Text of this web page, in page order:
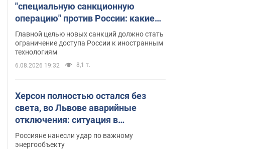
"специальную санкционную
операцию" против России: какие
задачи поставил президент. Фото
Главной целью новых санкций должно стать
ограничение доступа России к иностранным
технологиям
6.08.2026 19:32 8,1 т.
Херсон полностью остался без
света, во Львове аварийные
отключения: ситуация в
энергосистеме 6 августа
Россияне нанесли удар по важному
энергообъекту